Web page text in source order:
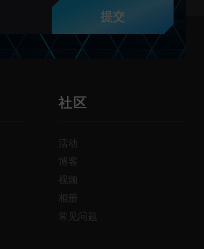
提交
社区
活动
博客
视频
相册
常见问题